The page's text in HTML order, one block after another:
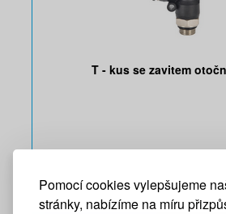
Pomocí cookies vylepšujeme
stránky, nabízíme na míru
T - kus se zavitem
R06060516